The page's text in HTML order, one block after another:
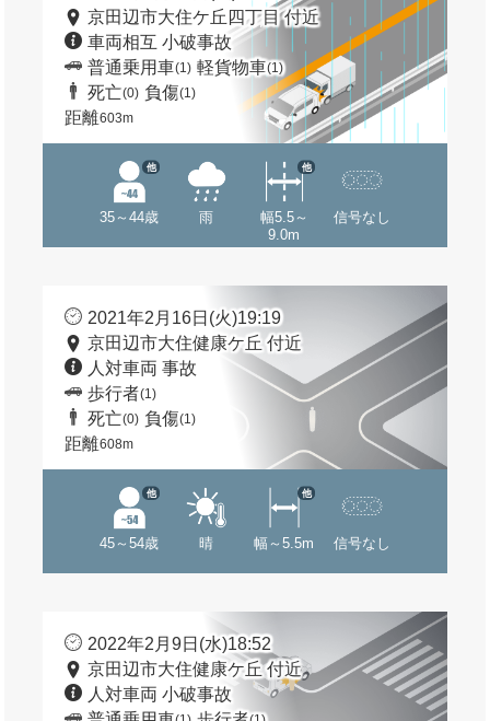
京田辺市大住ケ丘四丁目 付近
車両相互 小破事故
普通乗用車(1) 軽貨物車(1)
死亡(0) 負傷(1)
距離603m
35～44歳
他
雨
幅5.5～
9.0m
他
信号なし
2021年2月16日(火)19:19
京田辺市大住健康ケ丘 付近
人対車両 事故
歩行者(1)
死亡(0) 負傷(1)
距離608m
45～54歳
他
晴 幅～5.5m
他
信号なし
2022年2月9日(水)18:52
京田辺市大住健康ケ丘 付近
人対車両 小破事故